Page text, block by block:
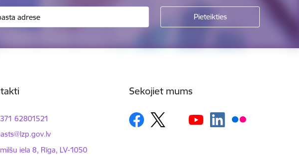
62801521
pasts:
iela 8, Rīga, LV-1050
Sekojiet mums